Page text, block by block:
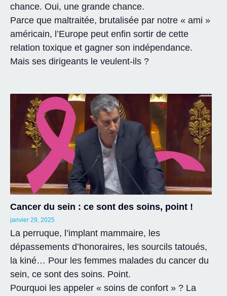
chance. Oui, une grande chance.
Parce que maltraitée, brutalisée par notre « ami »
américain, l’Europe peut enfin sortir de cette
relation toxique et gagner son indépendance.
Mais ses dirigeants le veulent-ils ?
Cancer du sein : ce sont des soins, point !
janvier 29, 2025
La perruque, l’implant mammaire, les
dépassements d’honoraires, les sourcils tatoués,
la kiné… Pour les femmes malades du cancer du
sein, ce sont des soins. Point.
Pourquoi les appeler « soins de confort » ? La